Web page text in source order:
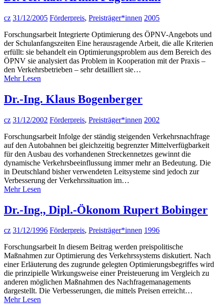
cz 31/12/2005 Förderpreis, Preisträger*innen 2005
Forschungsarbeit Integrierte Optimierung des ÖPNV-Angebots und
der Schulanfangszeiten Eine herausragende Arbeit, die alle Kriterien
erfüllt: sie behandelt ein Optimierungsproblem aus dem Bereich des
ÖPNV sie analysiert das Problem in Kooperation mit der Praxis –
den Verkehrsbetrieben – sehr detailliert sie…
Mehr Lesen
Dr.-Ing. Klaus Bogenberger
cz 31/12/2002 Förderpreis, Preisträger*innen 2002
Forschungsarbeit Infolge der ständig steigenden Verkehrsnachfrage
auf den Autobahnen bei gleichzeitig begrenzter Mittelverfügbarkeit
für den Ausbau des vorhandenen Streckennetzes gewinnt die
dynamische Verkehrsbeeinflussung immer mehr an Bedeutung. Die
in Deutschland bisher verwendeten Leitsysteme sind jedoch zur
Verbesserung der Verkehrssituation im…
Mehr Lesen
Dr.-Ing., Dipl.-Ökonom Rupert Bobinger
cz 31/12/1996 Förderpreis, Preisträger*innen 1996
Forschungsarbeit In diesem Beitrag werden preispolitische
Maßnahmen zur Optimierung des Verkehrssystems diskutiert. Nach
einer Erläuterung des zugrunde gelegten Optimierungsbegriffes wird
die prinzipielle Wirkungsweise einer Preisteuerung im Vergleich zu
anderen möglichen Maßnahmen des Nachfragemanagements
dargestellt. Die Verbesserungen, die mittels Preisen erreicht…
Mehr Lesen